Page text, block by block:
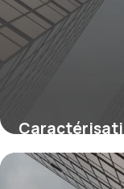
gratuit
31 mai 2026